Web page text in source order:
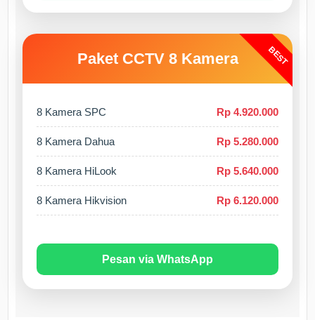
BEST
Paket CCTV 8 Kamera
8 Kamera SPC Rp 4.920.000
8 Kamera Dahua Rp 5.280.000
8 Kamera HiLook Rp 5.640.000
8 Kamera Hikvision Rp 6.120.000
Pesan via WhatsApp